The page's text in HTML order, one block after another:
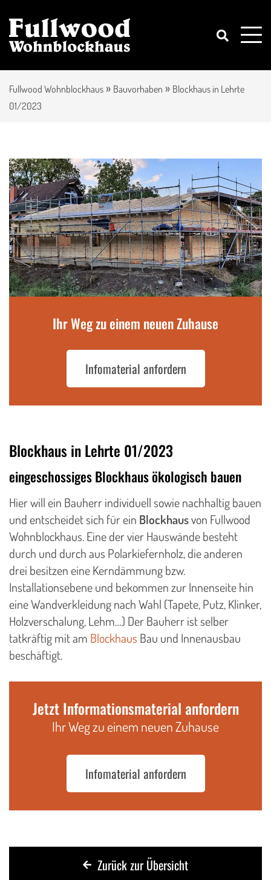
Fullwood Wohnblockhaus » Bauvorhaben » Blockhaus in Lehrte
01/2023
Ihr Weg zu einem neuen Zuhause
Infomaterial anfordern
Blockhaus in Lehrte 01/2023
eingeschossiges Blockhaus ökologisch bauen
Hier will ein Bauherr individuell sowie nachhaltig bauen
und entscheidet sich für ein Blockhausvon Fullwood
Wohnblockhaus. Eine der vier Hauswände besteht
durch und durch aus Polarkiefernholz, die anderen
drei besitzen eine Kerndämmung bzw.
Installationsebene und bekommen zur Innenseite hin
eine Wandverkleidung nach Wahl (Tapete, Putz, Klinker,
Holzverschalung, Lehm…) Der Bauherr ist selber
tatkräftig mit am Blockhaus Bau und Innenausbau
beschäftigt.
Jetzt Informationsmaterial anfordern
Ihr Weg zu einem neuen Zuhause
Infomaterial anfordern
Zurück zur Übersicht